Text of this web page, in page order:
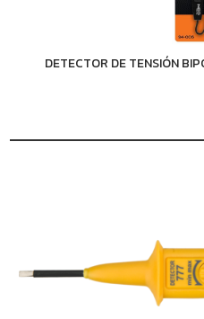
DETECTOR DE TENSIÓN